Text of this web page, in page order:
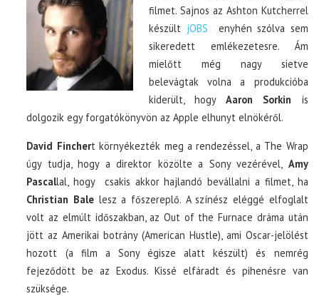
filmet. Sajnos az Ashton Kutcherrel
készült jOBS enyhén szólva sem
sikeredett emlékezetesre. Ám
mielőtt még nagy sietve
belevágtak volna a produkcióba
kiderült, hogyAaron Sorkin is
dolgozik egy forgatókönyvön az Apple elhunyt elnökéről.
David Finchert környékezték meg a rendezéssel, a The Wrap
úgy tudja, hogy a direktor közölte a Sony vezérével, Amy
Pascallal, hogy csakis akkor hajlandó bevállalni a filmet, ha
Christian Bale lesz a főszereplő. A színész eléggé elfoglalt
volt az elmúlt időszakban, az Out of the Furnace dráma után
jött az Amerikai botrány (American Hustle), ami Oscar-jelölést
hozott (a film a Sony égisze alatt készült) és nemrég
fejeződött be az Exodus. Kissé elfáradt és pihenésre van
szüksége.